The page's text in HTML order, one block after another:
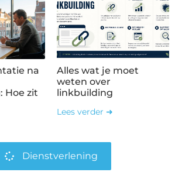
na
Hoe zit
Alles wat je moet
weten over
linkbuilding
Lees verder ➜
Dienstverlening